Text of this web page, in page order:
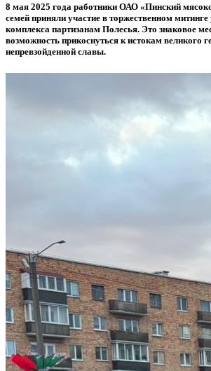
8 мая 2025 года работники ОАО «Пинский
семей приняли участие в торжественном
комплекса партизанам Полесья. Это знаковое
возможность прикоснуться к истокам великого
непревзойденной славы.